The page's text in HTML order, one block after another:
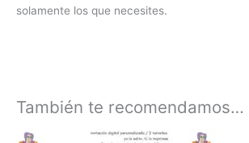
solamente los que necesites.
También te recomendamos…